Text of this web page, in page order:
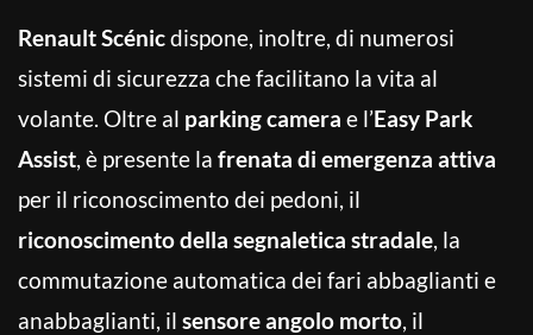
Renault Scénicdispone, inoltre, di numerosi
sistemi di sicurezza che facilitano la vita al
volante. Oltre al parking camera e l’Easy Park
Assist, è presente la frenata di emergenza attiva
per il riconoscimento dei pedoni, il
riconoscimento della segnaletica stradale, la
commutazione automatica dei fari abbaglianti e
anabbaglianti, il sensore angolo morto, il